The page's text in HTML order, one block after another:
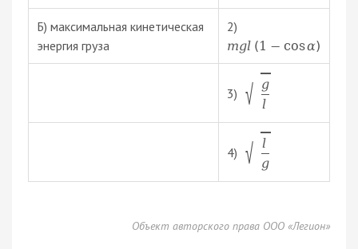
Б) максимальная кинетическая
энергия груза
2)
mgl (1 − cosα)
3) √ g
l
4) √
l
g
Объект авторского права ООО «Легион»